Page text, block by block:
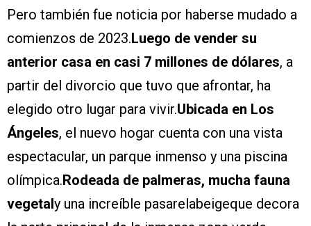
Pero también fue noticia por haberse mudado a
comienzos de 2023.Luego de vender su
anterior casa en casi 7 millones de dólares, a
partir del divorcio que tuvo que afrontar, ha
elegido otro lugar para vivir.Ubicada en Los
Ángeles, el nuevo hogar cuenta con una vista
espectacular, un parque inmenso y una piscina
olímpica.Rodeada de palmeras, mucha fauna
vegetaly una increíble pasarelabeigeque decora